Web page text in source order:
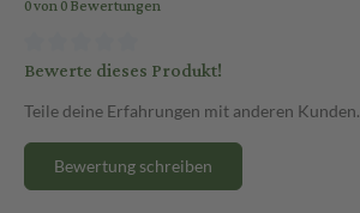
0 von 0 Bewertungen
Bewerte dieses Produkt!
Teile deine Erfahrungen mit anderen Kunden.
Bewertung schreiben